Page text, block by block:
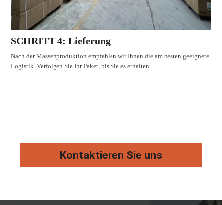
SCHRITT 4: Lieferung
Nach der Massenproduktion empfehlen wir Ihnen die am besten geeignete
Logistik. Verfolgen Sie Ihr Paket, bis Sie es erhalten.
Kontaktieren Sie uns